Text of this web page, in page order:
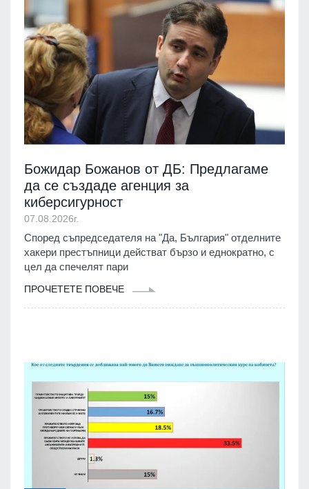
Божидар Божанов от ДБ: Предлагаме
да се създаде агенция за
киберсигурност
07.08.2026г.
Според съпредседателя на "Да, България" отделните
хакери престъпници действат бързо и еднократно, с
цел да спечелят пари
ПРОЧЕТЕТЕ ПОВЕЧЕ